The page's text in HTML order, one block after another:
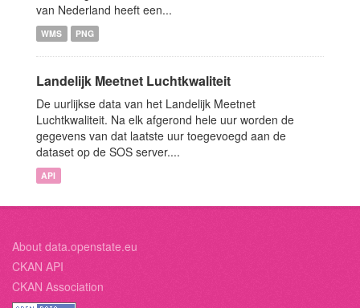
van Nederland heeft een...
WMS PNG
Landelijk Meetnet Luchtkwaliteit
De uurlijkse data van het Landelijk Meetnet
Luchtkwaliteit. Na elk afgerond hele uur worden de
gegevens van dat laatste uur toegevoegd aan de
dataset op de SOS server....
API
About data.openstate.eu
CKAN API
CKAN Association